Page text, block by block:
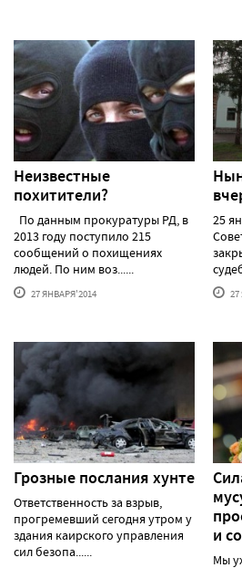
Неизвестные
похитители?
По данным прокуратуры РД, в
2013 году поступило 215
сообщений о похищениях
людей. По ним воз......
27 ЯНВАРЯ'2014
25
Грозные послания хунте
Ответственность за взрыв,
прогремевший сегодня утром у
здания каирского управления
сил безопа......
и
Мы